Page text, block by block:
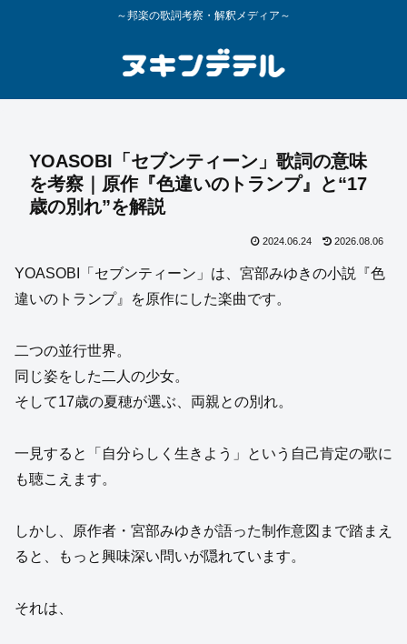
～邦楽の歌詞考察・解釈メディア～
YOASOBI「セブンティーン」歌詞の意味
を考察｜原作『色違いのトランプ』と“17
歳の別れ”を解説
2024.06.24 2026.08.06
YOASOBI「セブンティーン」は、宮部みゆきの小説『色
違いのトランプ』を原作にした楽曲です。
二つの並行世界。
同じ姿をした二人の少女。
そして17歳の夏穂が選ぶ、両親との別れ。
一見すると「自分らしく生きよう」という自己肯定の歌に
も聴こえます。
しかし、原作者・宮部みゆきが語った制作意図まで踏まえ
ると、もっと興味深い問いが隠れています。
それは、